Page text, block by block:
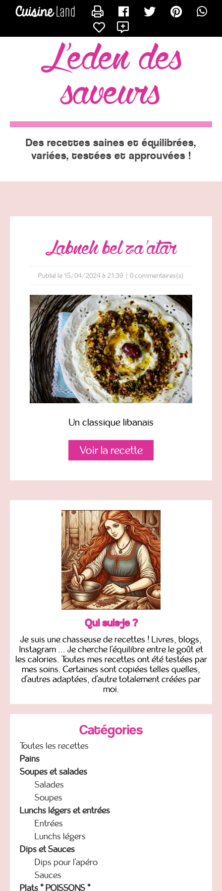
l'eden des
saveurs
Des recettes saines et équilibrées,
variées, testées et approuvées !
labneh bel za’atar
Publié le 15/04/2024 à 21:39 | 0commentaires(s)
Un classique libanais
Voir la recette
Qui suis-je ?
Je suis une chasseuse de recettes ! Livres, blogs,
Instagram ... Je cherche l'équilibre entre le goût et
les calories. Toutes mes recettes ont été testées par
mes soins. Certaines sont copiées telles quelles,
d'autres adaptées, d'autre totalement créées par
moi.
Catégories
Toutes les recettes
Pains
Soupes et salades
Salades
Soupes
Lunchs légers et entrées
Entrées
Lunchs légers
Dips et Sauces
Dips pour l'apéro
Sauces
Plats * POISSONS *
CONTACTER EVE